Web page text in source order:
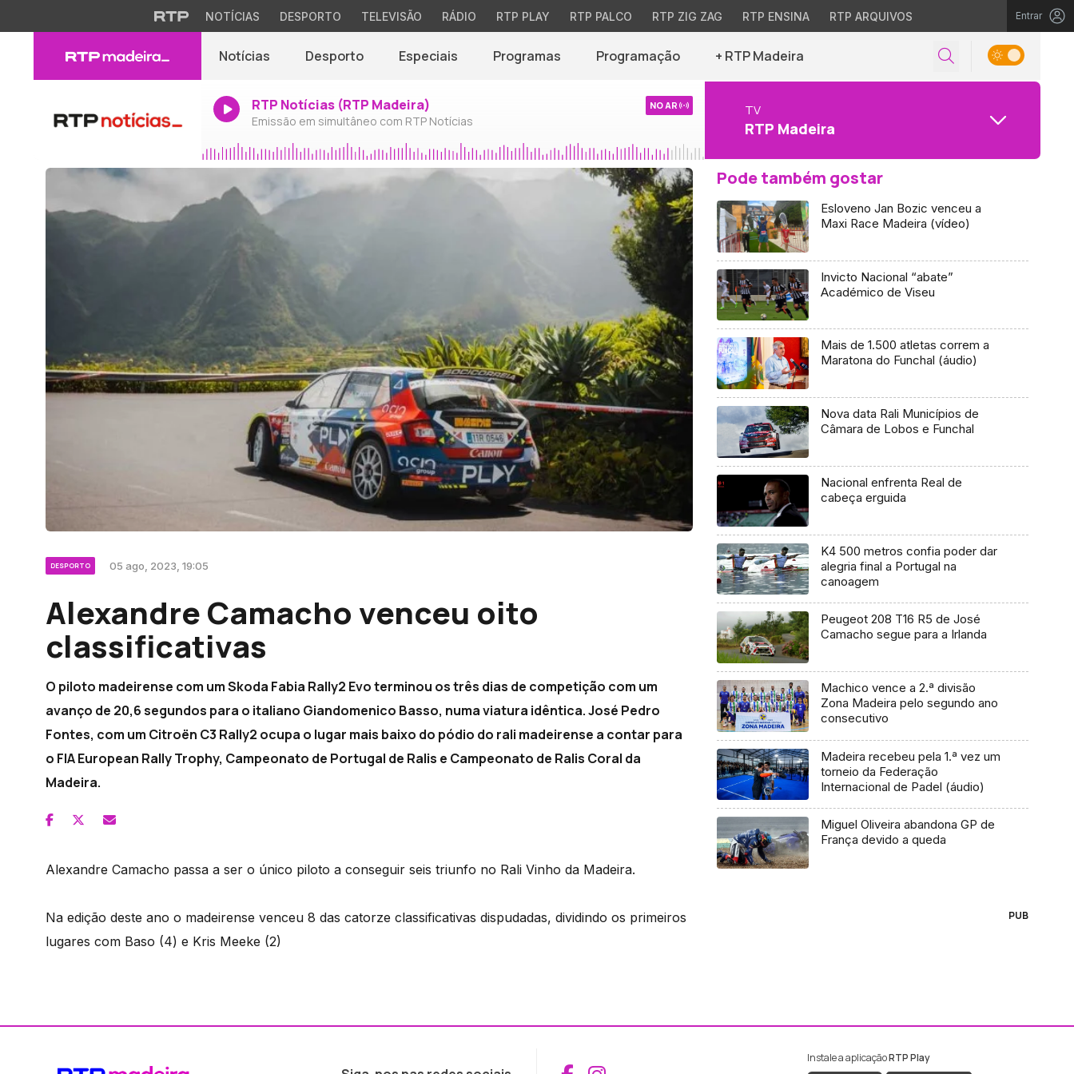
NOTÍCIAS DESPORTO TELEVISÃO RÁDIO RTP PLAY RTP PALCO RTP ZIG ZAG RTP ENSINA RTP ARQUIVOS Entrar
Notícias Desporto Especiais Programas Programação + RTP Madeira
RTP Notícias (RTP Madeira)
Emissão em simultâneo com RTP Notícias
NO AR TV
RTP Madeira
DESPORTO 05 ago, 2023, 19:05
Alexandre Camacho venceu oito
classificativas
O piloto madeirense com um Skoda Fabia Rally2 Evo terminou os três dias de competição com um
avanço de 20,6 segundos para o italiano Giandomenico Basso, numa viatura idêntica. José Pedro
Fontes, com um Citroën C3 Rally2 ocupa o lugar mais baixo do pódio do rali madeirense a contar para
o FIA European Rally Trophy, Campeonato de Portugal de Ralis e Campeonato de Ralis Coral da
Madeira.
Alexandre Camacho passa a ser o único piloto a conseguir seis triunfo no Rali Vinho da Madeira.
Na edição deste ano o madeirense venceu 8 das catorze classificativas dispudadas, dividindo os primeiros
lugares com Baso (4) e Kris Meeke (2)
Pode também gostar
Esloveno Jan Bozic venceu a
Maxi Race Madeira (vídeo)
Invicto Nacional “abate”
Académico de Viseu
Mais de 1.500 atletas correm a
Maratona do Funchal (áudio)
Nova data Rali Municípios de
Câmara de Lobos e Funchal
Nacional enfrenta Real de
cabeça erguida
K4 500 metros confia poder dar
alegria final a Portugal na
canoagem
Peugeot 208 T16 R5 de José
Camacho segue para a Irlanda
Machico vence a 2.ª divisão
Zona Madeira pelo segundo ano
consecutivo
Madeira recebeu pela 1.ª vez um
torneio da Federação
Internacional de Padel (áudio)
Miguel Oliveira abandona GP de
França devido a queda
PUB
Instale a aplicaçãoRTP Play